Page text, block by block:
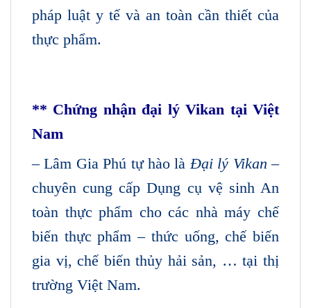
pháp luật y tế và an toàn cần thiết của
thực phẩm.
** Chứng nhận đại lý Vikan tại Việt
Nam
– Lâm Gia Phú tự hào làĐại lý Vikan –
chuyên cung cấp Dụng cụ vệ sinh An
toàn thực phẩm cho các nhà máy chế
biến thực phẩm – thức uống, chế biến
gia vị, chế biến thủy hải sản, … tại thị
trường Việt Nam.